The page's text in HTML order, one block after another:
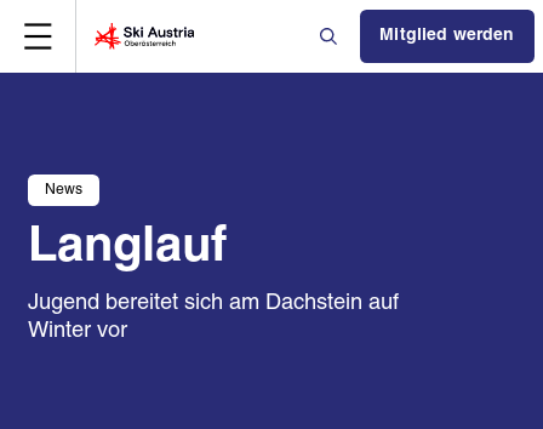
Mitglied werden
News
Langlauf
Jugend bereitet sich am Dachstein auf
Winter vor